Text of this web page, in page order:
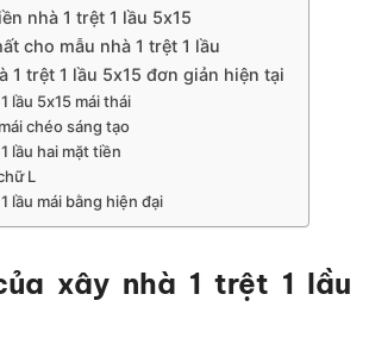
nhà 1 trệt 1 lầu 5x15
cho mẫu nhà 1 trệt 1 lầu
1 trệt 1 lầu 5x15 đơn giản hiện tại
lầu 5x15 mái thái
chéo sáng tạo
lầu hai mặt tiền
L
lầu mái bằng hiện đại
xây nhà 1 trệt 1 lầu